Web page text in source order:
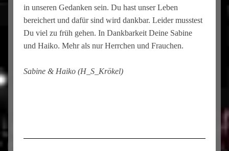
in unseren Gedanken sein. Du hast unser Leben
bereichert und dafür sind wird dankbar. Leider musstest
Du viel zu früh gehen. In Dankbarkeit Deine Sabine
und Haiko. Mehr als nur Herrchen und Frauchen.
Sabine & Haiko (H_S_Krökel)